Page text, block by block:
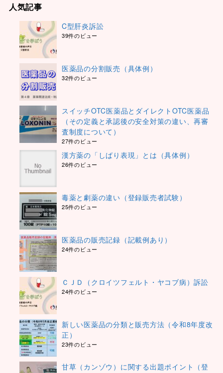
人気記事
C型肝炎訴訟
39件のビュー
医薬品の分割販売（具体例）
32件のビュー
スイッチOTC医薬品とダイレクトOTC医薬品
（その定義と承認後の安全対策の違い、再審
査制度について）
27件のビュー
漢方薬の「しばり表現」とは（具体例）
26件のビュー
毒薬と劇薬の違い（登録販売者試験）
25件のビュー
医薬品の販売記録（記載例あり）
24件のビュー
ＣＪＤ（クロイツフェルト・ヤコブ病）訴訟
24件のビュー
新しい医薬品の分類と販売方法（令和8年度改
正）
23件のビュー
甘草（カンゾウ）に関する出題ポイント（登